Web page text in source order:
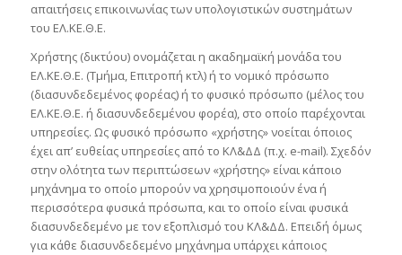
απαιτήσεις επικοινωνίας των υπολογιστικών συστημάτων
του ΕΛ.ΚΕ.Θ.Ε.
Χρήστης (δικτύου) ονομάζεται η ακαδημαϊκή μονάδα του
ΕΛ.ΚΕ.Θ.Ε. (Τμήμα, Επιτροπή κτλ) ή το νομικό πρόσωπο
(διασυνδεδεμένος φορέας) ή το φυσικό πρόσωπο (μέλος του
ΕΛ.ΚΕ.Θ.Ε. ή διασυνδεδεμένου φορέα), στο οποίο παρέχονται
υπηρεσίες. Ως φυσικό πρόσωπο «χρήστης» νοείται όποιος
έχει απ’ ευθείας υπηρεσίες από το ΚΛ&ΔΔ (π.χ. e-mail). Σχεδόν
στην ολότητα των περιπτώσεων «χρήστης» είναι κάποιο
μηχάνημα το οποίο μπορούν να χρησιμοποιούν ένα ή
περισσότερα φυσικά πρόσωπα, και το οποίο είναι φυσικά
διασυνδεδεμένο με τον εξοπλισμό του ΚΛ&ΔΔ. Επειδή όμως
για κάθε διασυνδεδεμένο μηχάνημα υπάρχει κάποιος